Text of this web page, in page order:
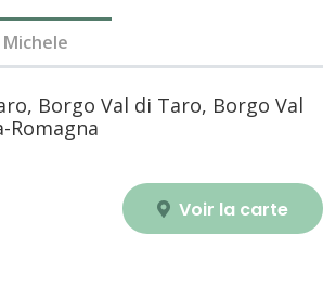
Borgo Val di Taro, Borgo Val
Romagna
Voir la carte